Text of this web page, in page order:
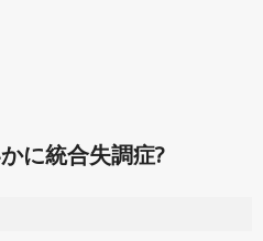
に統合失調症?